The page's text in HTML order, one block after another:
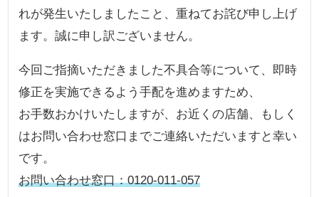
れが発生いたしましたこと、重ねてお詫び申し上げ
ます。誠に申し訳ございません。
今回ご指摘いただきました不具合等について、即時
修正を実施できるよう手配を進めますため、
お手数おかけいたしますが、お近くの店舗、もしく
はお問い合わせ窓口までご連絡いただいますと幸い
です。
お問い合わせ窓口：0120-011-057